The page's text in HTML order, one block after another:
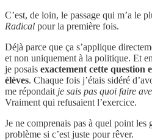
C’est, de loin, le passage qui m’a le
Radical pour la première fois.
Déjà parce que ça s’applique
et non uniquement à la politique. Et
je posais exactement cette question
élèves. Chaque fois j’étais sidéré
me répondait je sais pas quoi faire
Vraiment qui refusaient l’exercice.
Je ne comprenais pas à quel point les
problème si c’est juste pour rêver.